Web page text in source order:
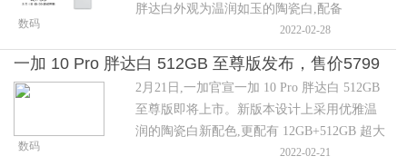
胖达白外观为温润如玉的陶瓷白,配备
12GB+512GB超大存储组合,搭载顶级性能配
置,带来非凡性能旗舰体验。
数码 2022-02-28
一加 10 Pro 胖达白 512GB 至尊版发布，售价5799
元
2月21日,一加官宣一加 10 Pro 胖达白 512GB
至尊版即将上市。新版本设计上采用优雅温
润的陶瓷白新配色,更配有 12GB+512GB 超大
存储组合,满足了用户对性能存储的顶级需
数码 2022-02-21